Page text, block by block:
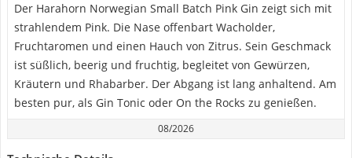
Der Harahorn Norwegian Small Batch Pink Gin zeigt sich mit
strahlendem Pink. Die Nase offenbart Wacholder,
Fruchtaromen und einen Hauch von Zitrus. Sein Geschmack
ist süßlich, beerig und fruchtig, begleitet von Gewürzen,
Kräutern und Rhabarber. Der Abgang ist lang anhaltend. Am
besten pur, als Gin Tonic oder On the Rocks zu genießen.
08/2026